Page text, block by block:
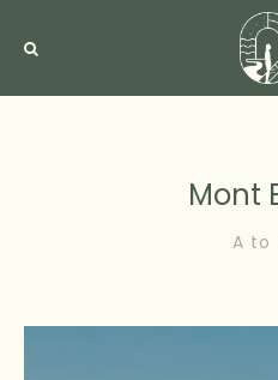
Mont
A to